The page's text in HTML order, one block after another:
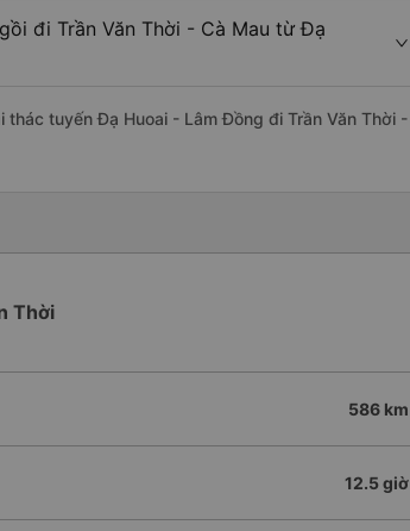
đi Trần Văn Thời - Cà Mau từ Đạ
tuyến Đạ Huoai - Lâm Đồng đi Trần Văn Thời -
Thời
586 km
12.5 giờ